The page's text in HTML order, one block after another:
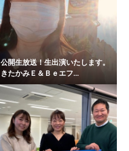
公開生放送！生出演いたします。
きたかみＥ＆Ｂｅエフ...